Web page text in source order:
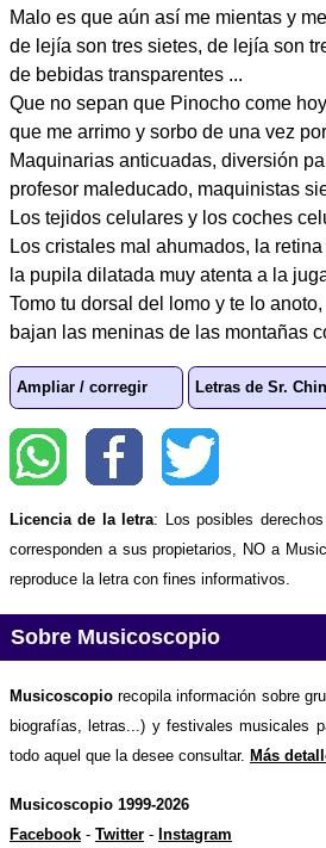
Malo es que aún así me mientas y
de lejía son tres sietes, de lejía son
de bebidas transparentes ...
Que no sepan que Pinocho come
que me arrimo y sorbo de una vez
Maquinarias anticuadas, diversión
profesor maleducado, maquinistas
Los tejidos celulares y los coches
Los cristales mal ahumados, la
la pupila dilatada muy atenta a la
Tomo tu dorsal del lomo y te lo anoto,
bajan las meninas de las montañas
Ampliar / corregir Letras de Sr.
Licencia de la letra: Los posibles
corresponden a sus propietarios, NO a
reproduce la letra con fines informativos.
Sobre Musicoscopio
Musicoscopio recopila información sobre
biografías, letras...) y festivales musicales
todo aquel que la desee consultar. Más
Musicoscopio 1999-2026
Facebook - Twitter - Instagram